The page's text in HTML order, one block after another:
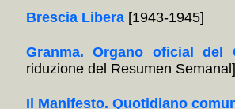
Brescia Libera [1943-1945]
Granma. Organo oficial del
riduzione del Resumen Semanal]
Il Manifesto. Quotidiano